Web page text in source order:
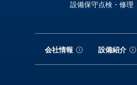
設備保守点検・修理
会社情報 設備紹介